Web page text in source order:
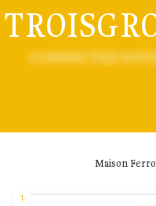
CONNECTEZ-
Maison
1